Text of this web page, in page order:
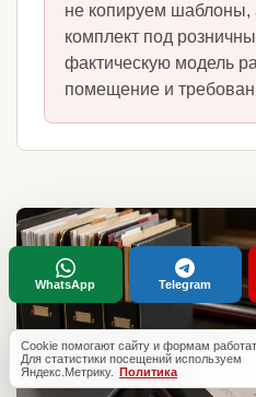
не копируем шаблоны,
комплект под
фактическую модель
помещение и
Cookie помогают сайту и формам
Для статистики посещений используем
Яндекс.Метрику. Политика
WhatsApp Telegram